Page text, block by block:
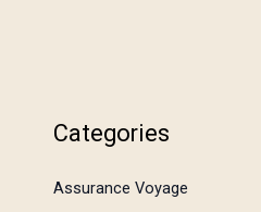
Categories
Assurance Voyage